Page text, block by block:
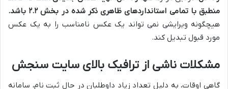
منطبق با تمامی استانداردهای ظاهری ذکر شده در بخش ۲.۲ باشد.
هیچگونه ویرایشی نمی تواند یک عکس نامناسب را به یک عکس
مورد قبول تبدیل کند.
مشکلات ناشی از ترافیک بالای سایت سنجش
گاهی اوقات، به دلیل تعداد زیاد داوطلبان در حال ثبت نام، سامانه